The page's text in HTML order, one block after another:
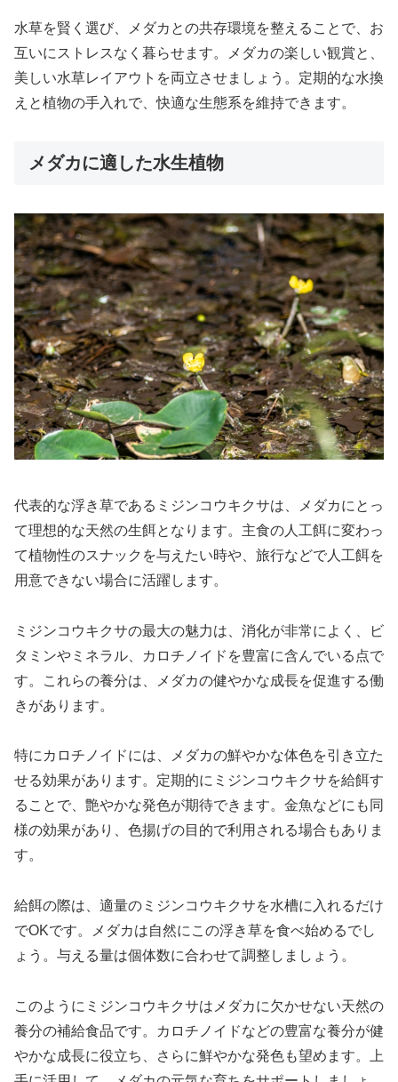
水草を賢く選び、メダカとの共存環境を整えることで、お
互いにストレスなく暮らせます。メダカの楽しい観賞と、
美しい水草レイアウトを両立させましょう。定期的な水換
えと植物の手入れで、快適な生態系を維持できます。
メダカに適した水生植物
代表的な浮き草であるミジンコウキクサは、メダカにとっ
て理想的な天然の生餌となります。主食の人工餌に変わっ
て植物性のスナックを与えたい時や、旅行などで人工餌を
用意できない場合に活躍します。
ミジンコウキクサの最大の魅力は、消化が非常によく、ビ
タミンやミネラル、カロチノイドを豊富に含んでいる点で
す。これらの養分は、メダカの健やかな成長を促進する働
きがあります。
特にカロチノイドには、メダカの鮮やかな体色を引き立た
せる効果があります。定期的にミジンコウキクサを給餌す
ることで、艶やかな発色が期待できます。金魚などにも同
様の効果があり、色揚げの目的で利用される場合もありま
す。
給餌の際は、適量のミジンコウキクサを水槽に入れるだけ
でOKです。メダカは自然にこの浮き草を食べ始めるでし
ょう。与える量は個体数に合わせて調整しましょう。
このようにミジンコウキクサはメダカに欠かせない天然の
養分の補給食品です。カロチノイドなどの豊富な養分が健
やかな成長に役立ち、さらに鮮やかな発色も望めます。上